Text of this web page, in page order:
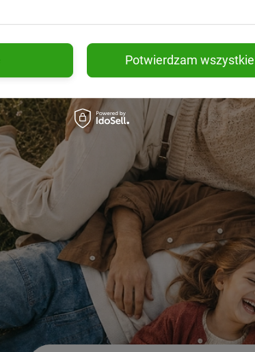
Potwierdzam wszystkie